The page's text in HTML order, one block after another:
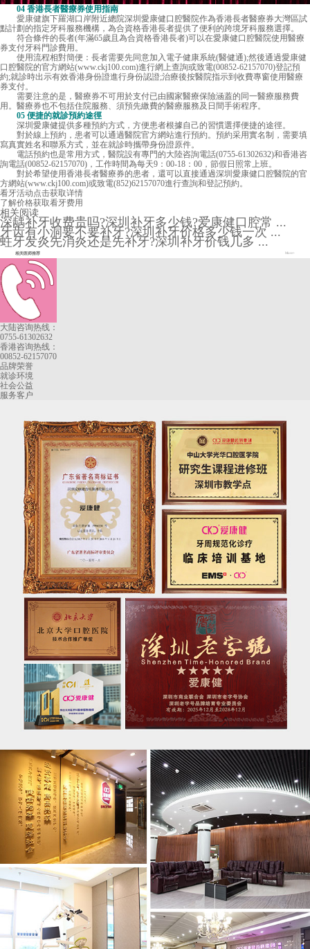
04 香港長者醫療券使用指南
愛康健旗下羅湖口岸附近總院深圳愛康健口腔醫院作為香港長者醫療券大灣區試
點計劃的指定牙科服務機構，為合資格香港長者提供了便利的跨境牙科服務選擇。
符合條件的長者(年滿65歲且為合資格香港長者)可以在愛康健口腔醫院使用醫療
券支付牙科門診費用。
使用流程相對簡便：長者需要先同意加入電子健康系統(醫健通);然後通過愛康健
口腔醫院的官方網站(www.ckj100.com)進行網上查詢或致電(00852-62157070)登記預
約;就診時出示有效香港身份證進行身份認證;治療後按醫院指示到收費專窗使用醫療
券支付。
需要注意的是，醫療券不可用於支付已由國家醫療保險涵蓋的同一醫療服務費
用。醫療券也不包括住院服務、須預先繳費的醫療服務及日間手術程序。
05 便捷的就診預約途徑
深圳愛康健提供多種預約方式，方便患者根據自己的習慣選擇便捷的途徑。
對於線上預約，患者可以通過醫院官方網站進行預約。預約采用實名制，需要填
寫真實姓名和聯系方式，並在就診時攜帶身份證原件。
電話預約也是常用方式，醫院設有專門的大陸咨詢電話(0755-61302632)和香港咨
詢電話(00852-62157070)，工作時間為每天9：00-18：00，節假日照常上班。
對於希望使用香港長者醫療券的患者，還可以直接通過深圳愛康健口腔醫院的官
方網站(www.ckj100.com)或致電(852)62157070進行查詢和登記預約。
看牙活动点击获取详情
了解价格获取看牙费用
相关阅读
深龋补牙收费贵吗?深圳补牙多少钱?爱康健口腔常 ...
牙齿有小洞要不要补牙?深圳补牙价格多少钱一次 ...
蛀牙发炎先消炎还是先补牙?深圳补牙价钱几多 ...
相关医师推荐 More+
大陆咨询热线：
0755-61302632
香港咨询热线：
00852-62157070
品牌荣誉
就诊环境
社会公益
服务客户